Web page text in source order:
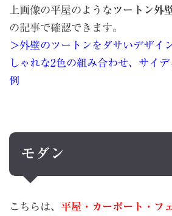
上画像の平屋のような ツートン外
の記事で確認できます。
＞外壁のツートンをダサいデザイ
しゃれな2色の組み合わせ、サイ
例
モダン
こちらは、 平屋・カーポート・フ